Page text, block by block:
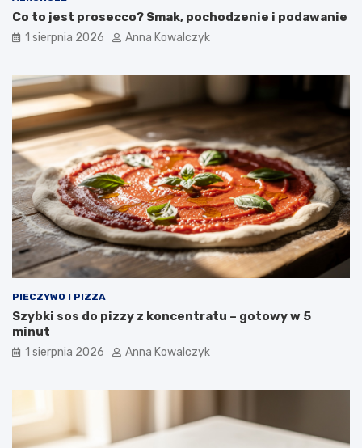
Co to jest prosecco? Smak, pochodzenie i podawanie
1 sierpnia 2026 Anna Kowalczyk
PIECZYWO I PIZZA
Szybki sos do pizzy z koncentratu – gotowy w 5
minut
1 sierpnia 2026 Anna Kowalczyk